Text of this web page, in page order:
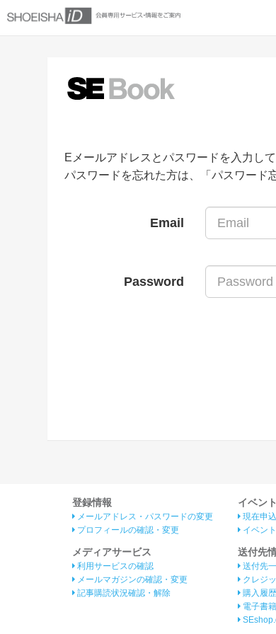
Eメールアドレスとパスワードを入力して
パスワードを忘れた方は、「パスワード
Email
Password
登録情報
メールアドレス・パスワードの変更
プロフィールの確認・変更
メディアサービス
利用サービスの確認
メールマガジンの確認・変更
記事購読状況確認・解除
イベン
現在申
イベン
送付先
送付先
クレジ
購入履歴
電子書